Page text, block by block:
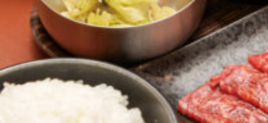
関西で開催。
おすすめの展覧会
おすすめの映画
誠光社で選びました。